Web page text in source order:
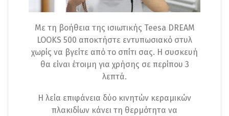
Με τη βοήθεια της ισιωτικής Teesa DREAM
LOOKS 500 αποκτήστε εντυπωσιακό στυλ
χωρίς να βγείτε από το σπίτι σας. Η συσκευή
θα είναι έτοιμη για χρήσης σε περίπου 3
λεπτά.
Η λεία επιφάνεια δύο κινητών κεραμικών
πλακιδίων κάνει τη θερμότητα να